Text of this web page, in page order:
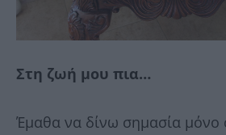
Στη ζωή μου πια…
Έμαθα να δίνω σημασία μόνο